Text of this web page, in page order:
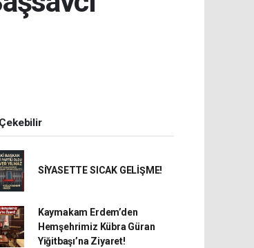
SİYASETTE SICAK GELİŞME!
Kaymakam Erdem’den
Hemşehrimiz Kübra Güran
Yiğitbaşı’na Ziyaret!